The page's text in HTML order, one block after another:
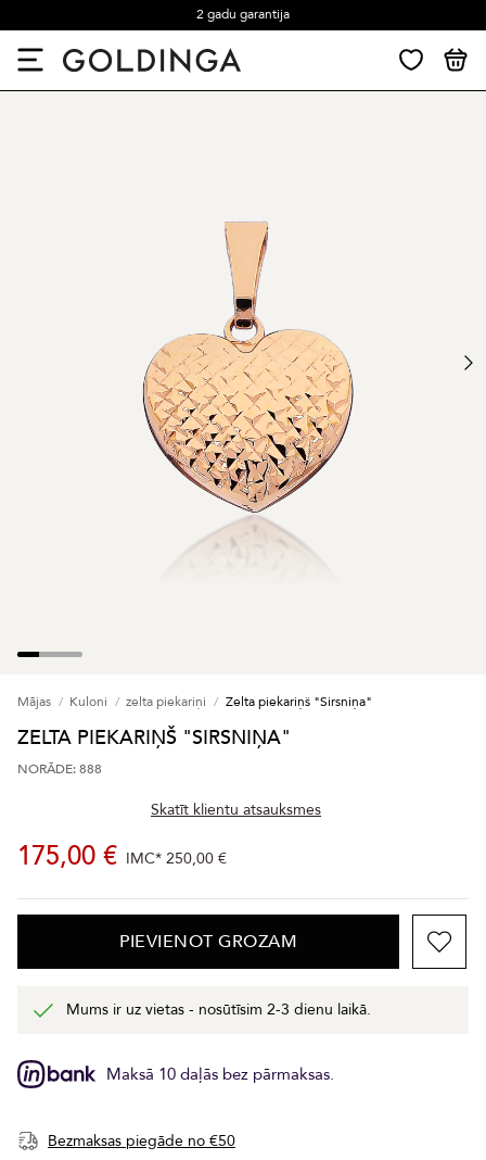
2 gadu garantija
Mājas Kuloni zelta piekariņi Zelta piekariņš "Sirsniņa"
ZELTA PIEKARIŅŠ "SIRSNIŅA"
NORĀDE: 888
Skatīt klientu atsauksmes
175,00 € IMC* 250,00 €
PIEVIENOT GROZAM
Mums ir uz vietas - nosūtīsim 2-3 dienu laikā.
Maksā 10 daļās bez pārmaksas.
Bezmaksas piegāde no €50